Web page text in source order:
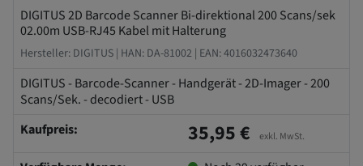
DIGITUS 2D Barcode Scanner Bi-direktional 200 Scans/sek
02.00m USB-RJ45 Kabel mit Halterung
Hersteller: DIGITUS | HAN: DA-81002 | EAN: 4016032473640
DIGITUS - Barcode-Scanner - Handgerät - 2D-Imager - 200
Scans/Sek. - decodiert - USB
Kaufpreis:
35,95 € exkl. MwSt.